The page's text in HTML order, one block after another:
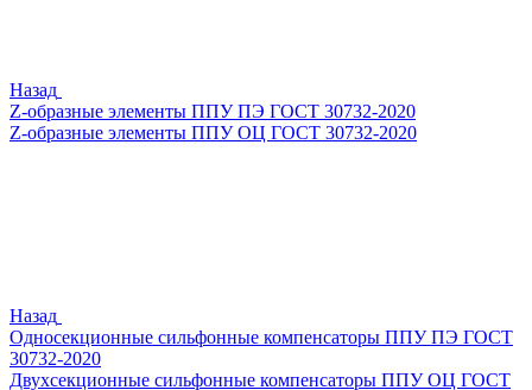
Назад
Z-образные элементы ППУ ПЭ ГОСТ 30732-2020
Z-образные элементы ППУ ОЦ ГОСТ 30732-2020
Назад
Односекционные сильфонные компенсаторы ППУ ПЭ ГОСТ
30732-2020
Двухсекционные сильфонные компенсаторы ППУ ОЦ ГОСТ